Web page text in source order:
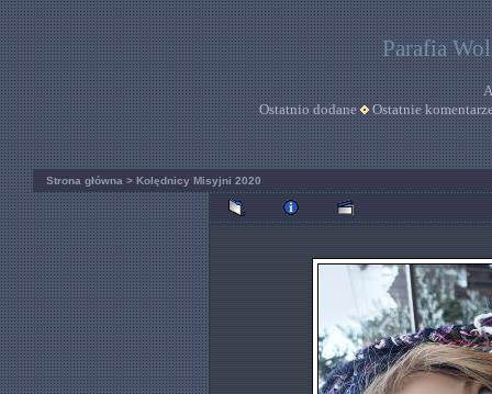
Parafia
Ostatnio dodane
Ostatnie
Strona główna > Kolędnicy Misyjni 2020